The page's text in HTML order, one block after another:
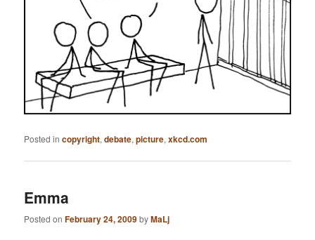
Posted in copyright,debate,picture,xkcd.com
Emma
Posted onFebruary 24, 2009byMaLj